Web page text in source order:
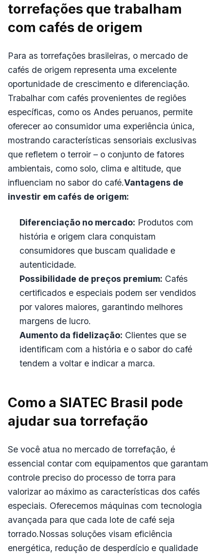
torrefações que trabalham
com cafés de origem
Para as torrefações brasileiras, o mercado de
cafés de origem representa uma excelente
oportunidade de crescimento e diferenciação.
Trabalhar com cafés provenientes de regiões
específicas, como os Andes peruanos, permite
oferecer ao consumidor uma experiência única,
mostrando características sensoriais exclusivas
que refletem o terroir – o conjunto de fatores
ambientais, como solo, clima e altitude, que
influenciam no sabor do café.Vantagens de
investir em cafés de origem:
Diferenciação no mercado: Produtos com
história e origem clara conquistam
consumidores que buscam qualidade e
autenticidade.
Possibilidade de preços premium: Cafés
certificados e especiais podem ser vendidos
por valores maiores, garantindo melhores
margens de lucro.
Aumento da fidelização: Clientes que se
identificam com a história e o sabor do café
tendem a voltar e indicar a marca.
Como a SIATEC Brasil pode
ajudar sua torrefação
Se você atua no mercado de torrefação, é
essencial contar com equipamentos que garantam
controle preciso do processo de torra para
valorizar ao máximo as características dos cafés
especiais. Oferecemos máquinas com tecnologia
avançada para que cada lote de café seja
torrado.Nossas soluções visam eficiência
energética, redução de desperdício e qualidade